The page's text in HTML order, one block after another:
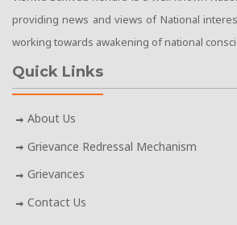
providing news and views of National
working towards awakening of national
Quick Links
About Us
Grievance Redressal Mechanism
Grievances
Contact Us